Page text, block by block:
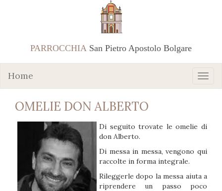
PARROCCHIA San Pietro Apostolo Bolgare
Home
OMELIE DON ALBERTO
Di seguito trovate le omelie di
don Alberto.
Di messa in messa, vengono qui
raccolte in forma integrale.
Rileggerle dopo la messa aiuta a
riprendere un passo poco